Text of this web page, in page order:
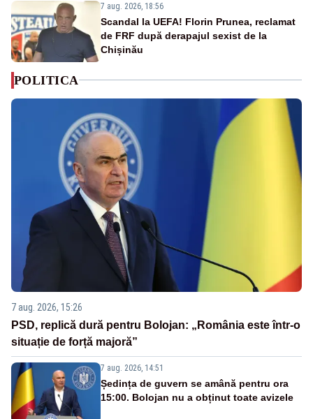
7 aug. 2026, 18:56
Scandal la UEFA! Florin Prunea, reclamat
de FRF după derapajul sexist de la
Chișinău
POLITICA
7 aug. 2026, 15:26
PSD, replică dură pentru Bolojan: „România este într-o
situație de forță majoră”
7 aug. 2026, 14:51
Ședința de guvern se amână pentru ora
15:00. Bolojan nu a obținut toate avizele